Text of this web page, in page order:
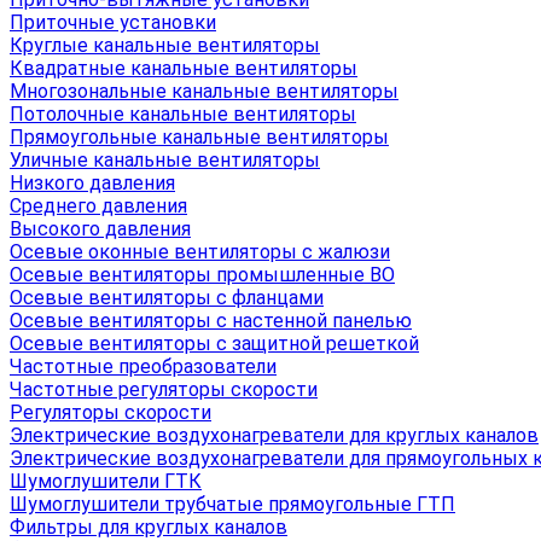
Приточные установки
Круглые канальные вентиляторы
Квадратные канальные вентиляторы
Многозональные канальные вентиляторы
Потолочные канальные вентиляторы
Прямоугольные канальные вентиляторы
Уличные канальные вентиляторы
Низкого давления
Среднего давления
Высокого давления
Осевые оконные вентиляторы с жалюзи
Осевые вентиляторы промышленные ВО
Осевые вентиляторы с фланцами
Осевые вентиляторы с настенной панелью
Осевые вентиляторы с защитной решеткой
Частотные преобразователи
Частотные регуляторы скорости
Регуляторы скорости
Электрические воздухонагреватели для круглых каналов
Электрические воздухонагреватели для прямоугольных
Шумоглушители ГТК
Шумоглушители трубчатые прямоугольные ГТП
Фильтры для круглых каналов